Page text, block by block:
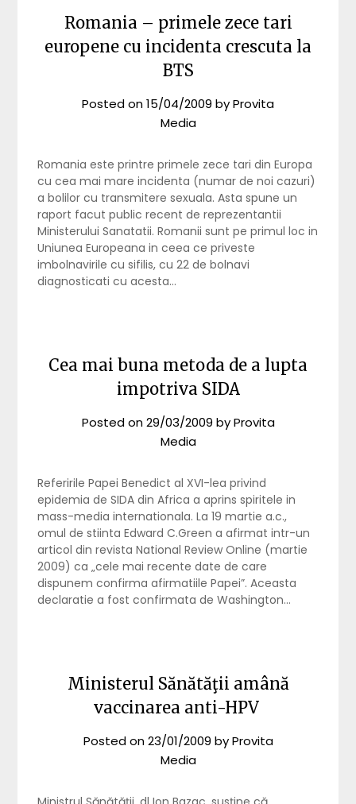
Romania – primele zece tari
europene cu incidenta crescuta la
BTS
Posted on15/04/2009 byProvita
Media
Romania este printre primele zece tari din Europa
cu cea mai mare incidenta (numar de noi cazuri)
a bolilor cu transmitere sexuala. Asta spune un
raport facut public recent de reprezentantii
Ministerului Sanatatii. Romanii sunt pe primul loc in
Uniunea Europeana in ceea ce priveste
imbolnavirile cu sifilis, cu 22 de bolnavi
diagnosticati cu acesta…
Cea mai buna metoda de a lupta
impotriva SIDA
Posted on29/03/2009 byProvita
Media
Referirile Papei Benedict al XVI-lea privind
epidemia de SIDA din Africa a aprins spiritele in
mass-media internationala. La 19 martie a.c.,
omul de stiinta Edward C.Green a afirmat intr-un
articol din revista National Review Online (martie
2009) ca „cele mai recente date de care
dispunem confirma afirmatiile Papei”. Aceasta
declaratie a fost confirmata de Washington…
Ministerul Sănătăţii amână
vaccinarea anti-HPV
Posted on23/01/2009 byProvita
Media